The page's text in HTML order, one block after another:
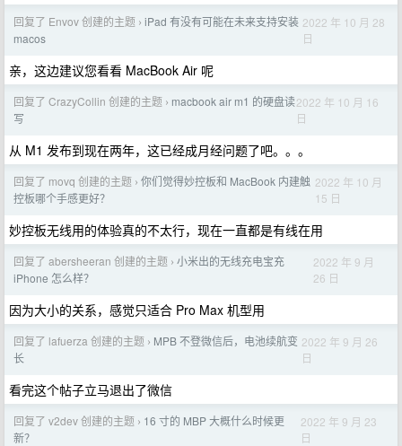
回复了 Envov 创建的主题 › iPad 有没有可能在未来支持安装
macos
2022 年 10 月 28
日
亲，这边建议您看看 MacBook Air 呢
回复了 CrazyCollin 创建的主题 › macbook air m1 的硬盘读
写
2022 年 10 月 16
日
从 M1 发布到现在两年，这已经成月经问题了吧。。。
回复了 movq 创建的主题 › 你们觉得妙控板和 MacBook 内建触
控板哪个手感更好？
2022 年 10 月
15 日
妙控板无线用的体验真的不太行，现在一直都是有线在用
回复了 abersheeran 创建的主题 › 小米出的无线充电宝充
iPhone 怎么样？
2022 年 9 月
26 日
因为大小的关系，感觉只适合 Pro Max 机型用
回复了 lafuerza 创建的主题 › MPB 不登微信后，电池续航变
长
2022 年 9 月 26
日
看完这个帖子立马退出了微信
回复了 v2dev 创建的主题 › 16 寸的 MBP 大概什么时候更
新？
2022 年 9 月 23
日